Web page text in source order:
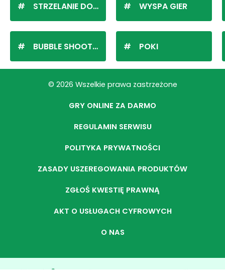
STRZELANIE DO KULEK
BUBBLE SHOOTER
WYSPA GIER
POKI
© 2026 Wszelkie prawa zastrzeżone
GRY ONLINE ZA DARMO
REGULAMIN SERWISU
POLITYKA PRYWATNOŚCI
ZASADY USZEREGOWANIA PRODUKTÓW
ZGŁOŚ KWESTIĘ PRAWNĄ
AKT O USŁUGACH CYFROWYCH
O NAS